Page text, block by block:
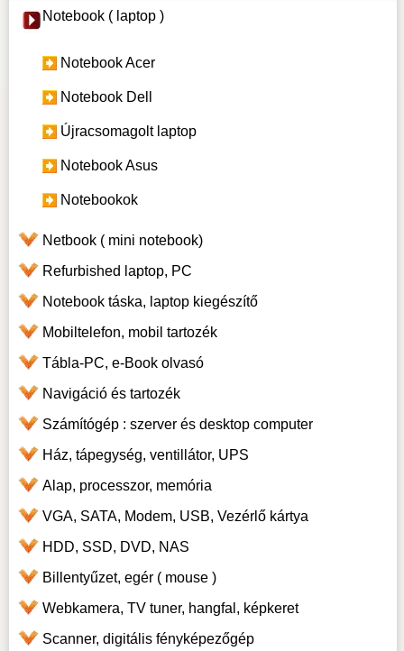
Notebook ( laptop )
Notebook Acer
Notebook Dell
Újracsomagolt laptop
Notebook Asus
Notebookok
Netbook ( mini notebook)
Refurbished laptop, PC
Notebook táska, laptop kiegészítő
Mobiltelefon, mobil tartozék
Tábla-PC, e-Book olvasó
Navigáció és tartozék
Számítógép : szerver és desktop computer
Ház, tápegység, ventillátor, UPS
Alap, processzor, memória
VGA, SATA, Modem, USB, Vezérlő kártya
HDD, SSD, DVD, NAS
Billentyűzet, egér ( mouse )
Webkamera, TV tuner, hangfal, képkeret
Scanner, digitális fényképezőgép